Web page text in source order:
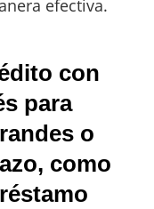
efectiva.
con
para
o
como